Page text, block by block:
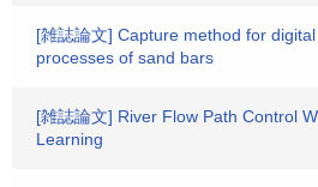
[雑誌論文] Capture method for
processes of sand bars
[雑誌論文] River Flow Path Control
Learning